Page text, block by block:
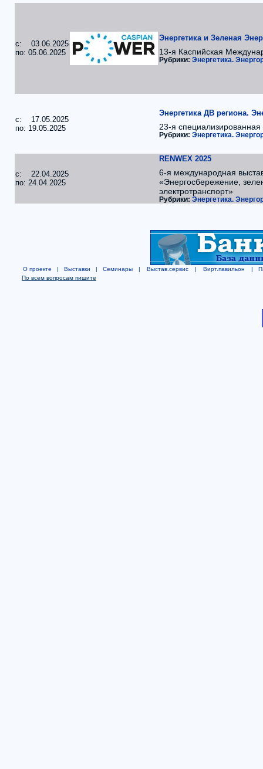
c: 03.06.2025
по: 05.06.2025
Энергетика и Зеленая
13-я Каспийская
Рубрики: Энергетика.
c: 17.05.2025
по: 19.05.2025
Энергетика ДВ региона.
23-я специализированная
Рубрики: Энергетика.
c: 22.04.2025
по: 24.04.2025
RENWEX 2025
6-я международная
«Энергосбережение,
электротранспорт»
Рубрики: Энергетика.
О проекте | Выставки | Семинары | Выстав.сервис | Вирт.павильон |
По всем вопросам пишите